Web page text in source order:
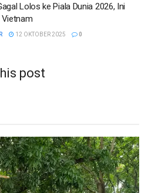
Lolos ke Piala Dunia 2026, Ini
Vietnam
12 OKTOBER 2025 0
post